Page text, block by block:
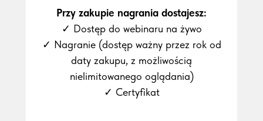
Przy zakupie nagrania dostajesz:
✓ Dostęp do webinaru na żywo
✓ Nagranie (dostęp ważny przez rok od
daty zakupu, z możliwością
nielimitowanego oglądania)
✓ Certyfikat